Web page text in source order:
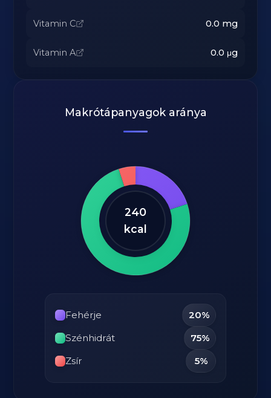
Vitamin C 0.0 mg
Vitamin A 0.0 μg
Makrótápanyagok aránya
240
kcal
Fehérje
20%
Szénhidrát
75%
Zsír
5%